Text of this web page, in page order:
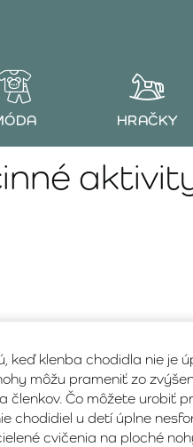
HRAČKY
keď klenba chodidla nie je
môžu prameniť zo
členkov. Čo môžete urobiť
chodidiel u detí úplne
cvičenia na ploché